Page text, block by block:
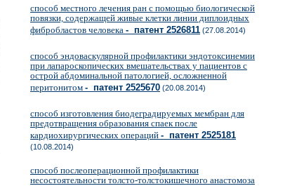
способ местного лечения ран с помощью биологической
повязки, содержащей живые клетки линии диплоидных
фибробластов человека - патент 2526811 (27.08.2014)
способ эндоваскулярной профилактики эндотоксинемии
при лапароскопических вмешательствах у пациентов с
острой абдоминальной патологией, осложненной
перитонитом - патент 2525670 (20.08.2014)
способ изготовления биодеградируемых мембран для
предотвращения образования спаек после
кардиохирургических операций - патент 2525181
(10.08.2014)
способ послеоперационной профилактики
несостоятельности толсто-толстокишечного анастомоза